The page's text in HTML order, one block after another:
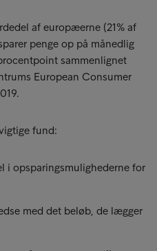
af europæerne (21% af
penge op på månedlig
sammenlignet
European Consumer
fund:
i opsparingsmulighederne for
med det beløb, de lægger